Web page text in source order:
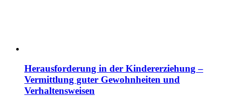
Herausforderung in der Kindererziehung –
Vermittlung guter Gewohnheiten und
Verhaltensweisen